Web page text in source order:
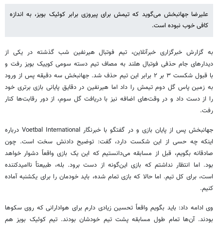
علیرضا جهانبخش می‌گوید که تیمش برای پیروزی برابر کوئیک بویز، به اندازه
کافی خوب نبوده است.
به گزارش خبرگزاری خبرآنلاین، تیم فوتبال هیرنفین شب گذشته در یکی از
دیدارهای جام حذفی فوتبال هلند به مصاف تیم دسته سومی کوییک بویز رفت و
با قبول شکست ۳ بر ۲ برابر این تیم حذف شد. جهانبخش سه دقیقه پس از ورود
به زمین پاس گل دوم تیمش را داد اما هیرنفین در دقایق پایانی بازی برتری خود
را از دست داد و در وقت‌های اضافه نیز با دریافت گل سوم، از دور رقابت‌ها کنار
رفت.
جهانبخش پس از پایان بازی و در گفتگو با خبرنگار Voetbal International درباره
اینکه چه حسی از این شکست دارد، گفت: توضیح دادنش سخت است. چون
صادقانه بگویم، قبل از مسابقه می‌دانستیم که این یک بازی واقعاً دشوار خواهد
بود. اما انتظار نداشتم که بازی این‌گونه از دست برود. بله، طبیعتاً ناامیدکننده
است، برای کل تیم. اما حالا که بازی تمام شده، باید خودمان را برای یکشنبه آماده
کنیم.
وی ادامه داد: باید بگویم واقعاً تحسین زیادی دارم برای هوادارانی که روی سکوها
بودند. آن‌ها تمام طول مسابقه پشت تیم خودشان بودند. تیم کوئیک بویز هم